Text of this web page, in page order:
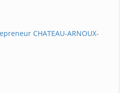
CHATEAU-ARNOUX-